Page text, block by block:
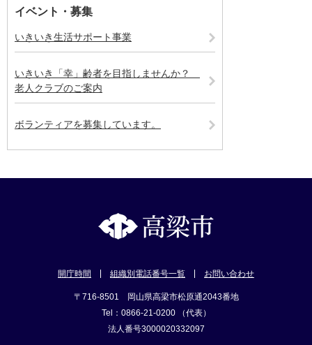
イベント・募集
いきいき生活サポート事業
いきいき「幸」齢者を目指しませんか？
老人クラブのご案内
ボランティアを募集しています。
開庁時間 組織別電話番号一覧 お問い合わせ
〒716-8501 岡山県高梁市松原通2043番地
Tel：0866-21-0200 （代表）
法人番号3000020332097